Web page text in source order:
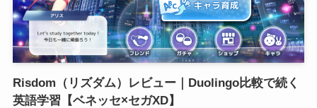
Risdom（リズダム）レビュー｜Duolingo比較で続く
英語学習【ベネッセ×セガXD】